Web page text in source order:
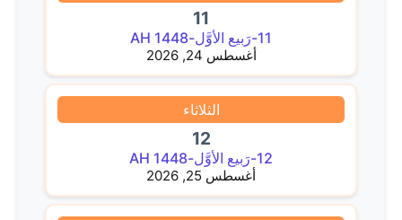
11
11-رَبيع الأوَّل-1448 AH
أغسطس 24, 2026
الثلاثاء
12
12-رَبيع الأوَّل-1448 AH
أغسطس 25, 2026